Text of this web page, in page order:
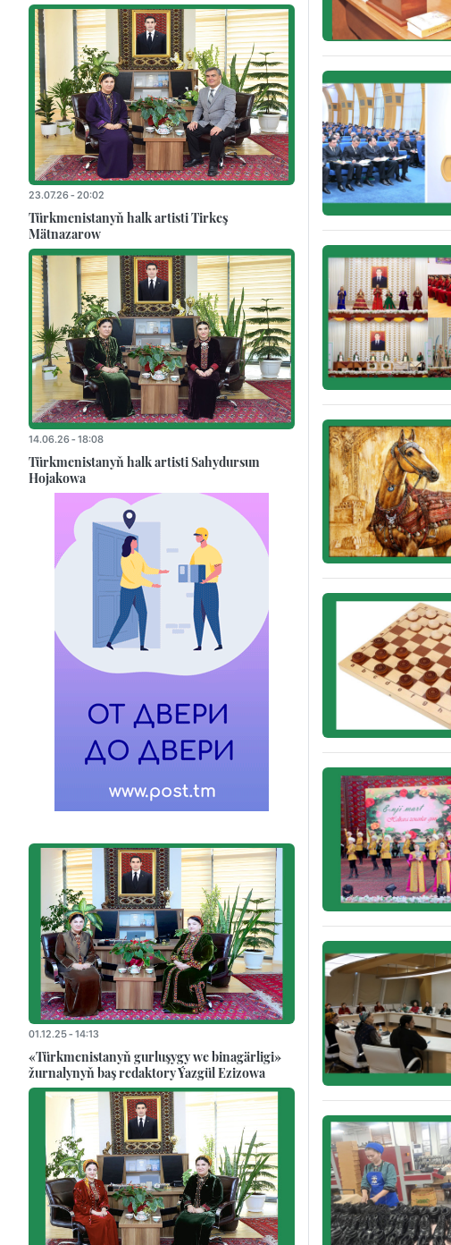
23.07.26 - 20:02
Türkmenistanyň halk artisti Tirkeş
Mätnazarow
14.06.26 - 18:08
Türkmenistanyň halk artisti Sahydursun
Hojakowa
01.12.25 - 14:13
«Türkmenistanyň gurluşygy we binagärligi»
žurnalynyň baş redaktory Ýazgül Ezizowa